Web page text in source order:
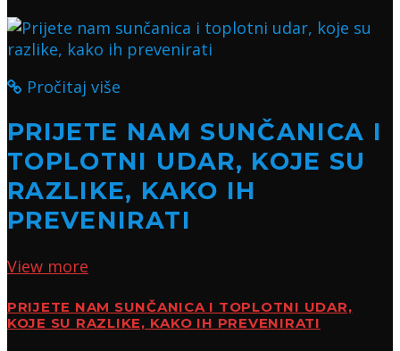
Pročitaj više
PRIJETE NAM SUNČANICA I
TOPLOTNI UDAR, KOJE SU
RAZLIKE, KAKO IH
PREVENIRATI
View more
PRIJETE NAM SUNČANICA I TOPLOTNI UDAR,
KOJE SU RAZLIKE, KAKO IH PREVENIRATI